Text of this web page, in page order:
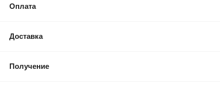
Оплата
Доставка
Получение